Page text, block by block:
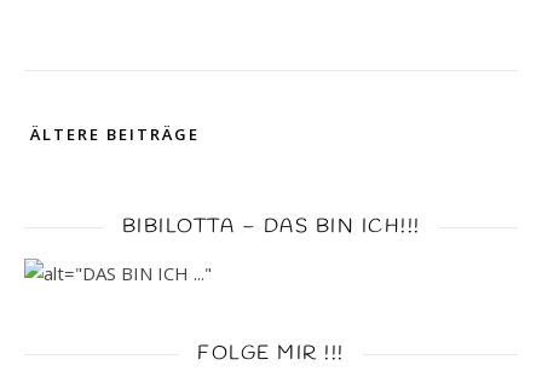
ÄLTERE BEITRÄGE
BIBILOTTA – DAS BIN ICH!!!
FOLGE MIR !!!